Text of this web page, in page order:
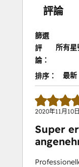
評論
篩選
評
論：
所有星
排序： 最新
2020年11月10日
Super